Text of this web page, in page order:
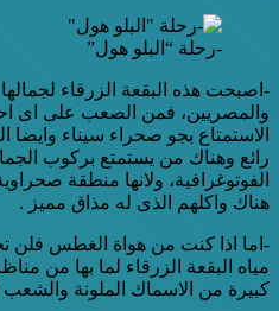
-رحلة “البلو هول”
-اصبحت هذه البقعة الزرقاء
والمصريين، فمن الصعب على اى
الاستمتاع بجو صحراء سيناء
رائع وهناك من يستمتع بركوب
الفوتوغرافية، ولانها منطقة
هناك واكلهم الذى له مذاق مميز .
-اما اذا كنت من هواة الغطس فلن
مياه البقعة الزرقاء لما بها من
كبيرة من الاسماك الملونة والشعب